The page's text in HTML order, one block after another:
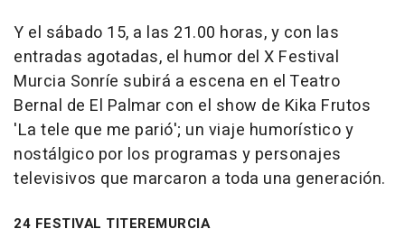
Y el sábado 15, a las 21.00 horas, y con las
entradas agotadas, el humor del X Festival
Murcia Sonríe subirá a escena en el Teatro
Bernal de El Palmar con el show de Kika Frutos
'La tele que me parió'; un viaje humorístico y
nostálgico por los programas y personajes
televisivos que marcaron a toda una generación.
24 FESTIVAL TITEREMURCIA